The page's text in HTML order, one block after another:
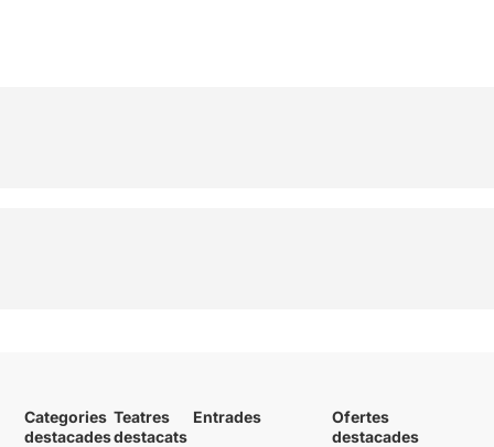
Categories
destacades
Teatres
destacats
Entrades
Ofertes
destacades